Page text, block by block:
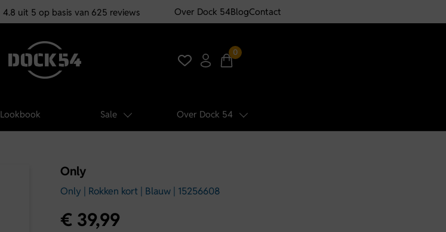
4.8 uit 5 op basis van 625 reviews Over Dock 54BlogContact
0
Lookbook Sale Over Dock 54
Only
Only | Rokken kort | Blauw | 15256608
€ 39,99